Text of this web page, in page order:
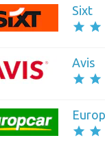
Sixt
star star
Avis
star star
star star